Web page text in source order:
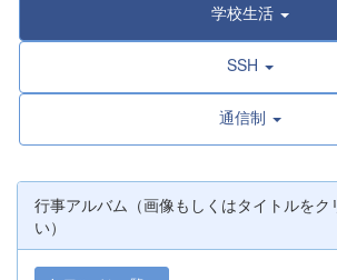
学校生活
SSH
通信制
行事アルバム（画像もしくはタイトルをク
い）